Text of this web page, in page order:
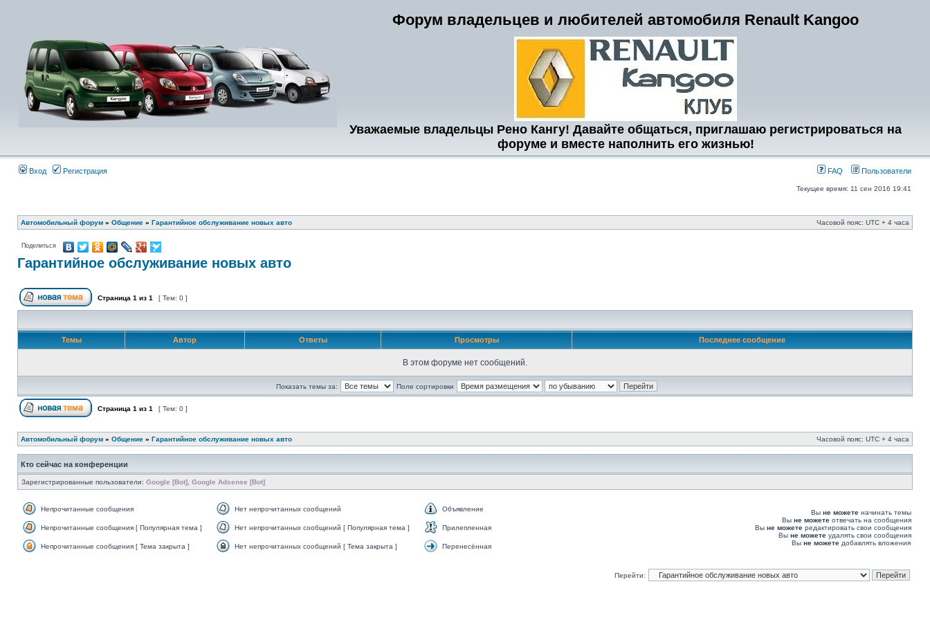
Форум владельцев и любителей автомобиля Renault Kangoo
Уважаемые владельцы Рено Кангу! Давайте общаться, приглашаю регистрироваться на
форуме и вместе наполнить его жизнью!
Вход Регистрация FAQ Пользователи
Текущее время: 11 сен 2016 19:41
Автомобильный форум » Общение » Гарантийное обслуживание новых авто Часовой пояс: UTC + 4 часа
Поделиться
Гарантийное обслуживание новых авто
Страница 1 из 1 [ Тем: 0 ]
Темы Автор Ответы Просмотры Последнее сообщение
В этом форуме нет сообщений.
Показать темы за: Поле сортировки
Страница 1 из 1 [ Тем: 0 ]
Автомобильный форум » Общение » Гарантийное обслуживание новых авто Часовой пояс: UTC + 4 часа
Кто сейчас на конференции
Зарегистрированные пользователи: Google [Bot] Google Adsense [Bot]
Непрочитанные сообщения Нет непрочитанных сообщений Объявление
Непрочитанные сообщения [ Популярная тема ] Нет непрочитанных сообщений [ Популярная тема ] Прилепленная
Непрочитанные сообщения [ Тема закрыта ] Нет непрочитанных сообщений [ Тема закрыта ] Перенесённая
Вы не можете начинать темы
Вы не можете отвечать на сообщения
Вы не можете редактировать свои сообщения
Вы не можете удалять свои сообщения
Вы не можете добавлять вложения
Перейти: